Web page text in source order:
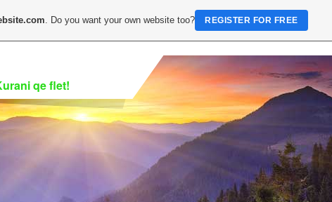
qe flet!
. Do you want your own website too? REGISTER FOR FREE